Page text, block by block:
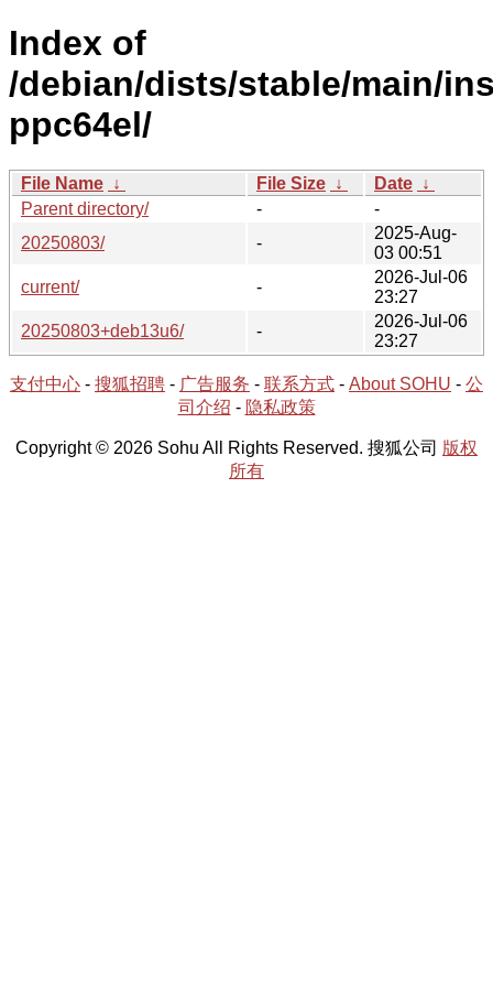
Index of
/debian/dists/stable/main/
ppc64el/
File Name ↓ File Size ↓ Date ↓
Parent directory/
-
-
20250803/
-
2025-Aug-
03 00:51
current/
-
2026-Jul-06
23:27
20250803+deb13u6/
-
2026-Jul-06
23:27
支付中心 - 搜狐招聘 - 广告服务 - 联系方式 - About SOHU - 公
司介绍 - 隐私政策
Copyright © 2026 Sohu All Rights Reserved. 搜狐公司 版权
所有